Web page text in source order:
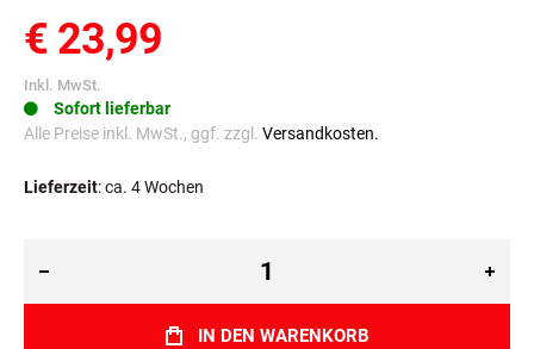
€ 23,99
Inkl. MwSt.
Sofort lieferbar
Alle Preise inkl. MwSt., ggf. zzgl. Versandkosten.
Lieferzeit: ca. 4 Wochen
IN DEN WARENKORB